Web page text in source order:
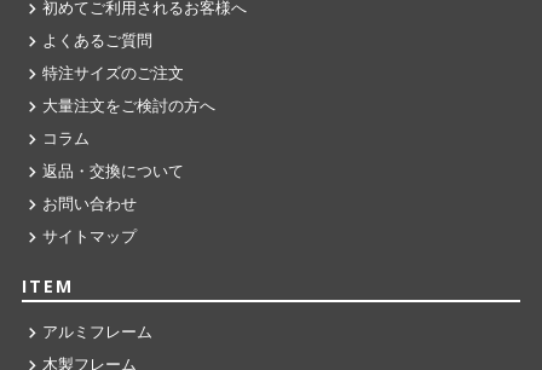
初めてご利用されるお客様へ
よくあるご質問
特注サイズのご注文
大量注文をご検討の方へ
コラム
返品・交換について
お問い合わせ
サイトマップ
ITEM
アルミフレーム
木製フレーム